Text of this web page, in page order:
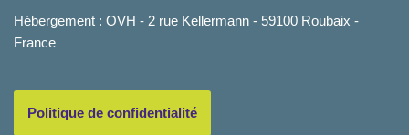
Hébergement : OVH - 2 rue Kellermann - 59100 Roubaix -
France
Politique de confidentialité